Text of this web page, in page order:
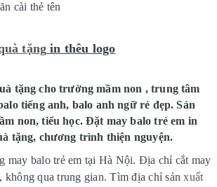
cài thẻ tên
tặng in thêu logo
tặng cho trường mầm non , trung tâm
tiếng anh, balo anh ngữ rẻ đẹp. Sản
non, tiểu học. Đặt may balo trẻ em in
tặng, chương trình thiện nguyện.
may balo trẻ em tại Hà Nội. Địa chỉ cắt may
không qua trung gian. Tìm địa chỉ sảnxuất